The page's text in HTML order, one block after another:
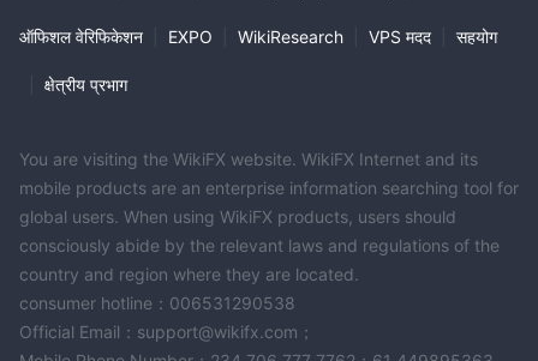
ऑफिशल वेरिफिकेशन EXPO WikiResearch VPS मदद सहयोग
क्षेत्रीय प्रभाग
You are visiting the WikiFX website. WikiFX Internet and its
mobile products are an enterprise information searching tool for
global users. When using WikiFX products, users should
consciously abide by the relevant laws and regulations of the
country and region where they are located.
consumer hotline：006531290538
Official Email：support@wikifx.com；